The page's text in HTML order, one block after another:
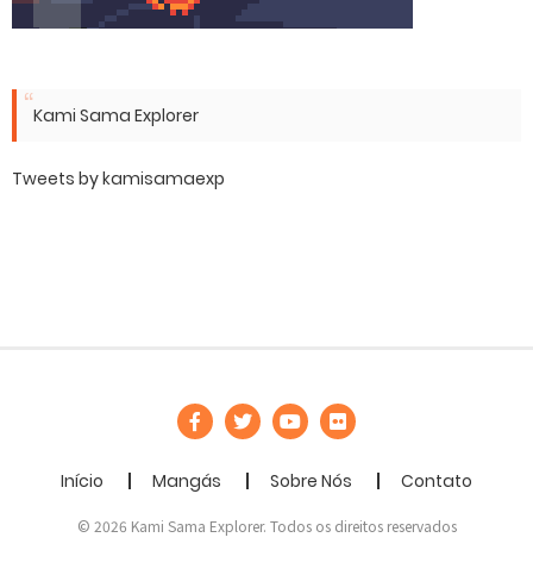
Kami Sama Explorer
Tweets by kamisamaexp
Início Mangás Sobre Nós Contato
© 2026 Kami Sama Explorer. Todos os direitos reservados